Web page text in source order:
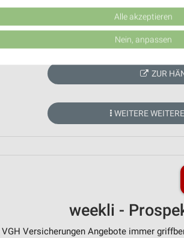
Aktuell keine
ZUR
WEITERE
weekli -
Versicherungen Angebote immer
Daten zur Auswahl von Werbeanzeigen
für personalisierte Werbung
zur Personalisierung von Inhalten
zur Auswahl personalisierter Inhalte
durch Statistiken oder Kombinationen von
der Angebote
Alle akzeptieren
Nein, anpassen